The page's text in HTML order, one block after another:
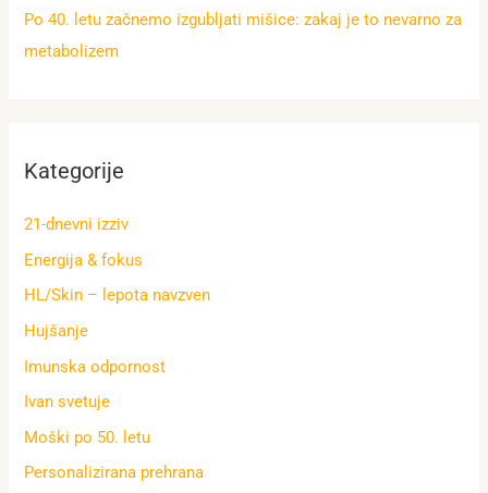
Po 40. letu začnemo izgubljati mišice: zakaj je to nevarno za
metabolizem
Kategorije
21-dnevni izziv
Energija & fokus
HL/Skin – lepota navzven
Hujšanje
Imunska odpornost
Ivan svetuje
Moški po 50. letu
Personalizirana prehrana